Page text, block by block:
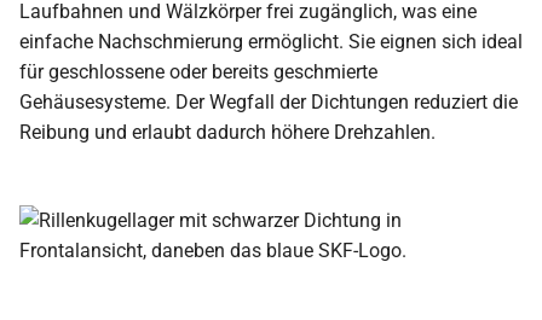
Laufbahnen und Wälzkörper frei zugänglich, was eine
einfache Nachschmierung ermöglicht. Sie eignen sich ideal
für geschlossene oder bereits geschmierte
Gehäusesysteme. Der Wegfall der Dichtungen reduziert die
Reibung und erlaubt dadurch höhere Drehzahlen.